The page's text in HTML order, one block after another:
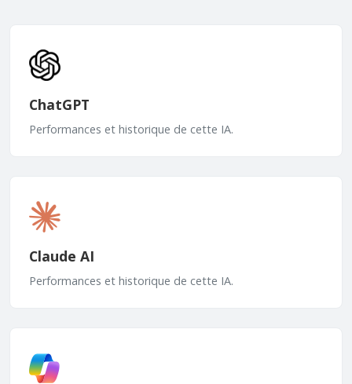
ChatGPT
Performances et historique de cette IA.
Claude AI
Performances et historique de cette IA.